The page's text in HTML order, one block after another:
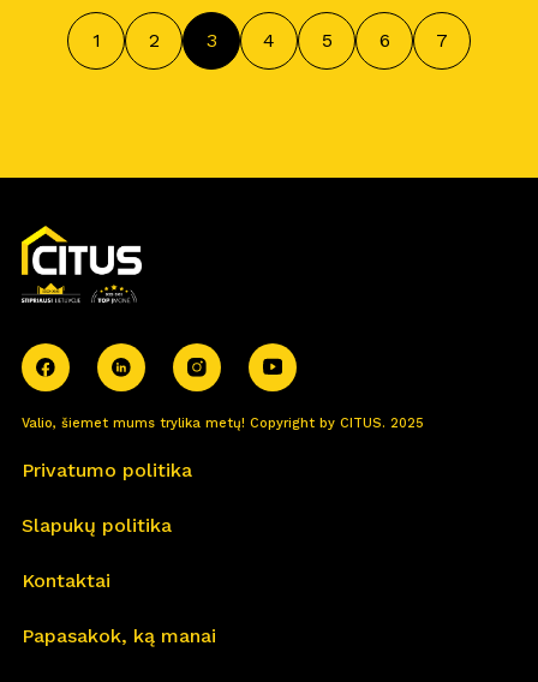
1 2 3 4 5 6 7
Valio, šiemet mums trylika metų! Copyright by CITUS. 2025
Privatumo politika
Slapukų politika
Kontaktai
Papasakok, ką manai